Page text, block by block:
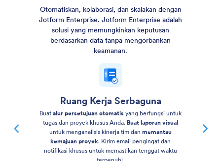
Otomatiskan, kolaborasi, dan skalakan dengan
Jotform Enterprise. Jotform Enterprise adalah
solusi yang memungkinkan keputusan
berdasarkan data tanpa mengorbankan
keamanan.
Ruang Kerja Serbaguna
Buat alur persetujuan otomatis yang berfungsi untuk
tugas dan proyek khusus Anda. Buat laporan visual
untuk menganalisis kinerja tim dan memantau
kemajuan proyek. Kirim email pengingat dan
notifikasi khusus untuk memastikan tenggat waktu